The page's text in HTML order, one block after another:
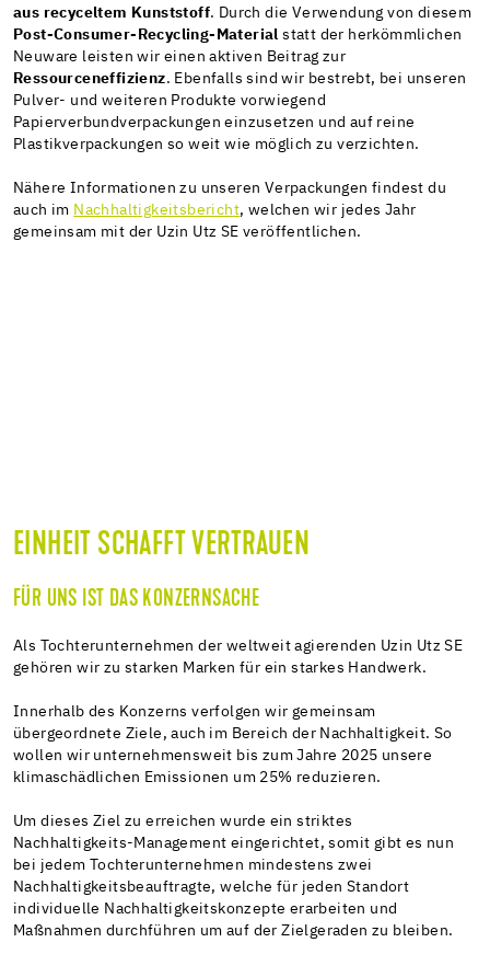
aus recyceltem Kunststoff. Durch die Verwendung von diesem
Post-Consumer-Recycling-Material
statt der herkömmlichen
Neuware leisten wir einen aktiven Beitrag zur
Ressourceneffizienz. Ebenfalls sind wir bestrebt, bei unseren
Pulver- und weiteren Produkte vorwiegend
Papierverbundverpackungen einzusetzen und auf reine
Plastikverpackungen so weit wie möglich zu verzichten.
Nähere Informationen zu unseren Verpackungen findest du
auch im Nachhaltigkeitsbericht, welchen wir jedes Jahr
gemeinsam mit der Uzin Utz SE veröffentlichen.
EINHEIT SCHAFFT VERTRAUEN
FÜR UNS IST DAS KONZERNSACHE
Als Tochterunternehmen der weltweit agierenden Uzin Utz SE
gehören wir zu starken Marken für ein starkes Handwerk.
Innerhalb des Konzerns verfolgen wir gemeinsam
übergeordnete Ziele, auch im Bereich der Nachhaltigkeit. So
wollen wir unternehmensweit bis zum Jahre 2025 unsere
klimaschädlichen Emissionen um 25% reduzieren.
Um dieses Ziel zu erreichen wurde ein striktes
Nachhaltigkeits-Management eingerichtet, somit gibt es nun
bei jedem Tochterunternehmen mindestens zwei
Nachhaltigkeitsbeauftragte, welche für jeden Standort
individuelle Nachhaltigkeitskonzepte erarbeiten und
Maßnahmen durchführen um auf der Zielgeraden zu bleiben.